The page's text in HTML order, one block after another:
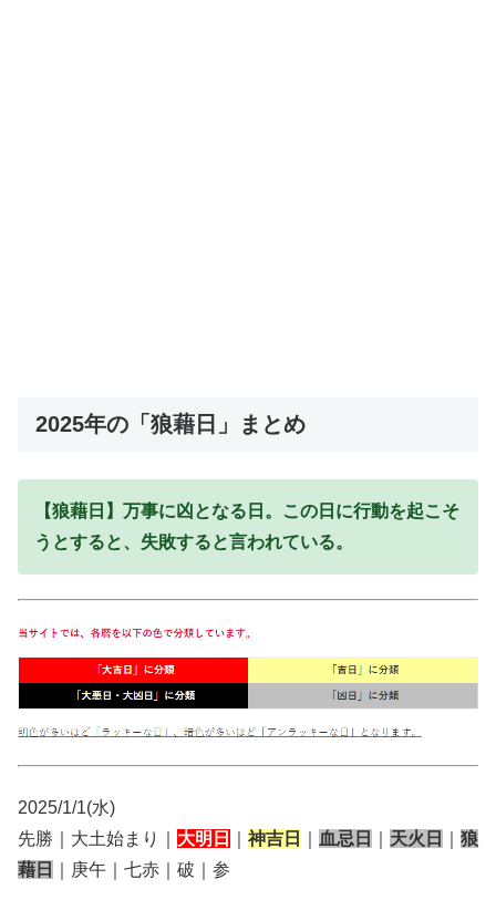
2025年の「狼藉日」まとめ
【狼藉日】万事に凶となる日。この日に行動を起こそ
うとすると、失敗すると言われている。
2025/1/1(水)
先勝｜大土始まり｜ 大明日 神吉日 血忌日 天火日
狼
藉日
｜庚午｜七赤｜破｜参